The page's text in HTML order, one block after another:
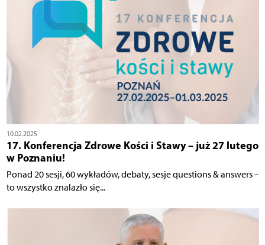
10.02.2025
17. Konferencja Zdrowe Kości i Stawy – już 27 lutego
w Poznaniu!
Ponad 20 sesji, 60 wykładów, debaty, sesje questions & answers –
to wszystko znalazło się...